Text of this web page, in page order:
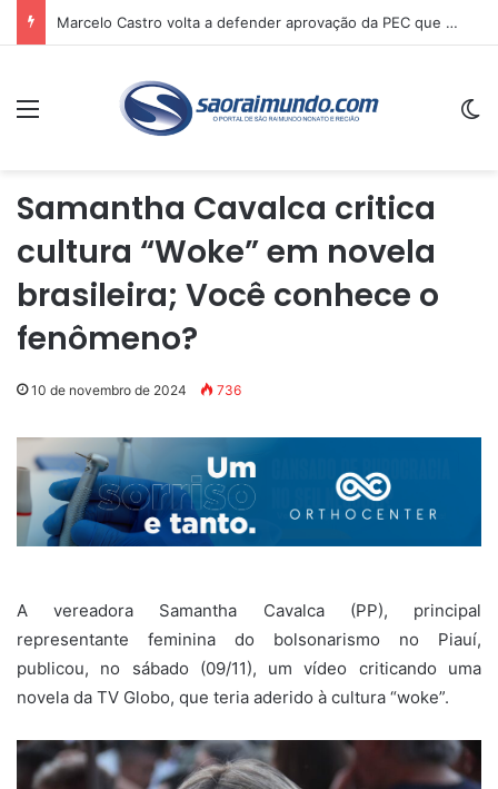
Marcelo Castro volta a defender aprovação da PEC que acaba com a escala 6×1 e avalia clima no Senado
Menu
Samantha Cavalca critica
cultura “Woke” em novela
brasileira; Você conhece o
fenômeno?
10 de novembro de 2024 736
A vereadora Samantha Cavalca (PP), principal
representante feminina do bolsonarismo no Piauí,
publicou, no sábado (09/11), um vídeo criticando uma
novela da TV Globo, que teria aderido à cultura “woke”.